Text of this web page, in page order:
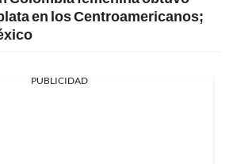
en los Centroamericanos;
PUBLICIDAD